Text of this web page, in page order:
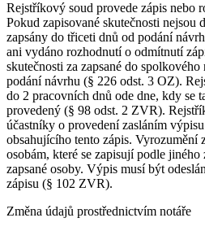
Rejstříkový soud provede zápis nebo
Pokud zapisované skutečnosti nejsou
zapsány do třiceti dnů od podání
ani vydáno rozhodnutí o odmítnutí
skutečnosti za zapsané do
podání návrhu (§ 226 odst. 3 OZ).
do 2 pracovních dnů ode dne, kdy se
provedený (§ 98 odst. 2 ZVR).
účastníky o provedení zasláním
obsahujícího tento zápis. Vyrozumění
osobám, které se zapisují podle jiného
zapsané osoby. Výpis musí být
zápisu (§ 102 ZVR).
Změna údajů prostřednictvím notáře